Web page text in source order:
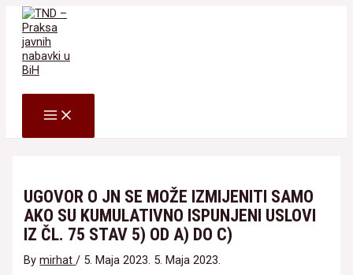
Skip
content
MAIN
MENU
UGOVOR O JN SE MOŽE IZMIJENITI SAMO
AKO SU KUMULATIVNO ISPUNJENI USLOVI
IZ ČL. 75 STAV 5) OD A) DO C)
Bymirhat / 5. Maja 2023. 5. Maja 2023.